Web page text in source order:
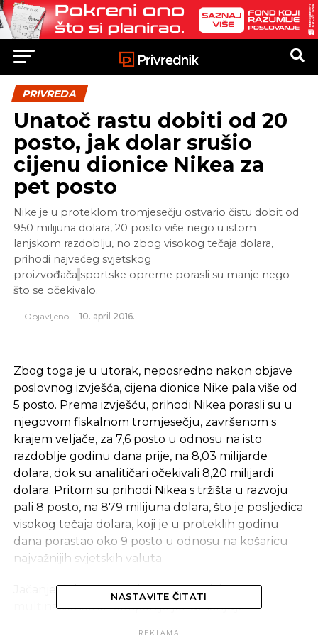
PRIVREDA
Unatoč rastu dobiti od 20
posto, jak dolar srušio
cijenu dionice Nikea za
pet posto
Nike je u proteklom tromjesečju ostvario čistu dobit od
950 milijuna dolara, 20 posto više nego u istom
lanjskom razdoblju, no zbog visokog tečaja dolara,
prihodi najvećeg svjetskog
proizvođača sportske opreme porasli su manje nego
što se očekivalo.
Objavljeno 10. april 2016.
Zbog toga je u utorak, neposredno nakon objave
poslovnog izvješća, cijena dionice Nike pala više od
5 posto. Prema izvješću, prihodi Nikea porasli su u
njegovom fiskalnom tromjesečju, završenom s
krajem veljače, za 7,6 posto u odnosu na isto
razdoblje godinu dana prije, na 8,03 milijarde
dolara, dok su analitičari očekivali 8,20 milijardi
dolara. Pritom su prihodi Nikea s tržišta u razvoju
pali 8 posto, na 879 milijuna dolara, što je posljedica
visokog tečaja dolara, koji je u proteklih godinu
dana porastao oko 9 posto u odnosu na košaricu
najvažnijih svjetskih valuta.
Jačanje dolara loše utječe na američke
multinacionalne kompanije jer umanjuje
NASTAVITE ČITATI
REKLAMA